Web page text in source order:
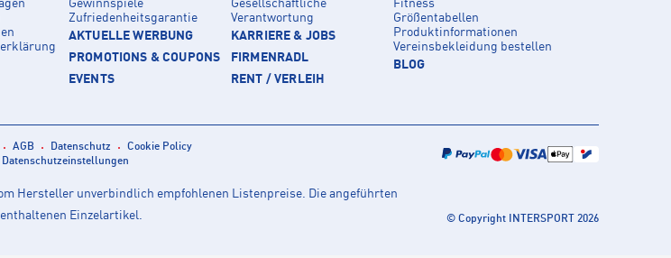
Gewinnspiele
Zufriedenheitsgarantie
AKTUELLE WERBUNG
PROMOTIONS & COUPONS
EVENTS
Gesellschaftliche
Verantwortung
KARRIERE & JOBS
FIRMENRADL
RENT / VERLEIH
Fitness
Größentabellen
Produktinformationen
Vereinsbekleidung bestellen
BLOG
AGB Datenschutz
Cookie Policy
Datenschutzeinstellungen
Hersteller unverbindlich empfohlenen Listenpreise. Die angeführten
Einzelartikel.
© Copyright INTERSPORT 2026